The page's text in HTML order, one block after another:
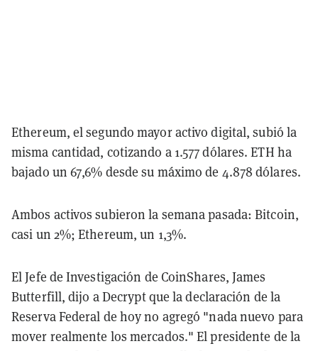
Ethereum, el segundo mayor activo digital, subió la
misma cantidad, cotizando a 1.577 dólares. ETH ha
bajado un 67,6% desde su máximo de 4.878 dólares.
Ambos activos subieron la semana pasada: Bitcoin,
casi un 2%; Ethereum, un 1,3%.
El Jefe de Investigación de CoinShares, James
Butterfill, dijo a Decrypt que la declaración de la
Reserva Federal de hoy no agregó "nada nuevo para
mover realmente los mercados." El presidente de la